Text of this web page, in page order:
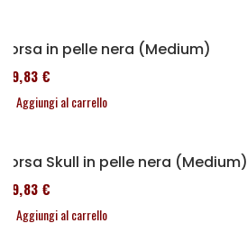
Borsa in pelle nera (Medium)
119,83 €
Aggiungi al carrello
Borsa Skull in pelle nera (Medium)
119,83 €
Aggiungi al carrello